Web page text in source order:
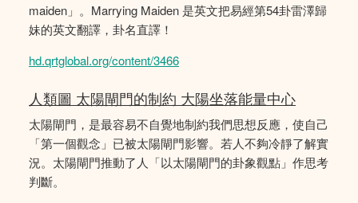
maiden」。Marrying Maiden 是英文把易經第54卦雷澤歸
妹的英文翻譯，卦名直譯！
hd.qrtglobal.org/content/3466
人類圖 太陽閘門的制約 大陽坐落能量中心
太陽閘門，是最容易不自覺地制約我們思想反應，使自己
「第一個觀念」已被太陽閘門影響。若人不夠冷靜了解實
況。太陽閘門推動了人「以太陽閘門的卦象觀點」作思考
判斷。